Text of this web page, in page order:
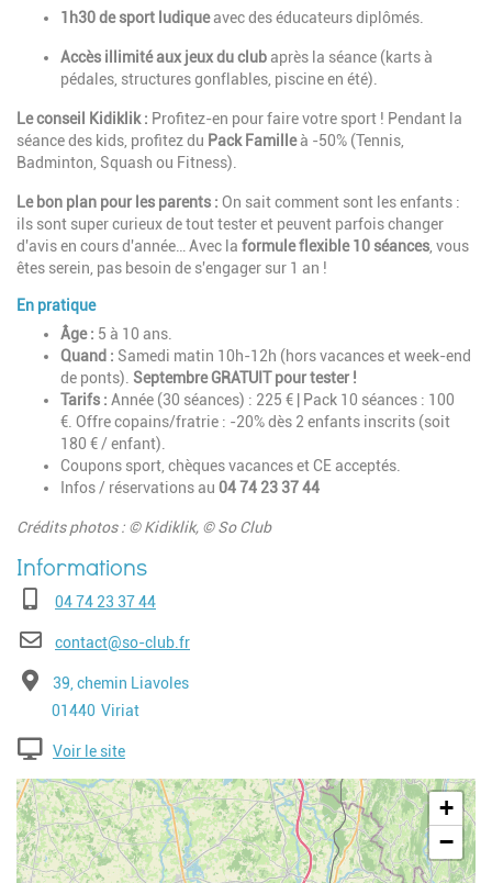
1h30 de sport ludiqueavec des éducateurs diplômés.
Accès illimité aux jeux du clubaprès la séance (karts à
pédales, structures gonflables, piscine en été).
Le conseil Kidiklik : Profitez-en pour faire votre sport ! Pendant la
séance des kids, profitez du Pack Familleà -50% (Tennis,
Badminton, Squash ou Fitness).
Le bon plan pour les parents : On sait comment sont les enfants :
ils sont super curieux de tout tester et peuvent parfois changer
d'avis en cours d'année… Avec la formule flexible 10 séances , vous
êtes serein, pas besoin de s'engager sur 1 an !
En pratique
Âge : 5 à 10 ans.
Quand : Samedi matin 10h-12h (hors vacances et week-end
de ponts). Septembre GRATUIT pour tester !
Tarifs : Année (30 séances) : 225 € | Pack 10 séances : 100
€. Offre copains/fratrie : -20% dès 2 enfants inscrits (soit
180 € / enfant).
Coupons sport, chèques vacances et CE acceptés.
Infos / réservationsau 04 74 23 37 44
Crédits photos : © Kidiklik, © So Club
Téléphone04 74 23 37 44
E-mailcontact@so-club.fr
Adresse39, chemin Liavoles
Code postal
01440 Ville
Viriat
Voir le site
Geolocalisation
+
−